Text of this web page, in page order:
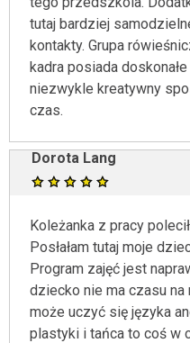
tutaj bardziej
kontakty. Grupa
kadra posiada
niezwykle kreatywny
czas.
Dorota Lang
Koleżanka z pracy
Posłałam tutaj moje
Program zajęć jest
dziecko nie ma czasu na
może uczyć się języka
plastyki i tańca to coś w